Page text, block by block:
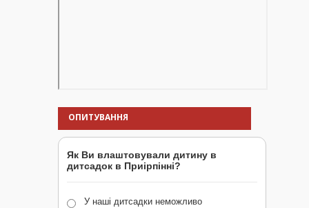
ОПИТУВАННЯ
Як Ви влаштовували дитину в
дитсадок в Приірпінні?
У наші дитсадки неможливо